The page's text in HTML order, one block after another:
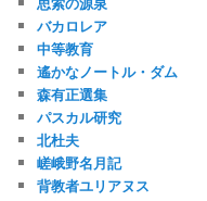
バカロレア
中等教育
遙かなノートル・ダム
森有正選集
パスカル研究
北杜夫
嵯峨野名月記
背教者ユリアヌス